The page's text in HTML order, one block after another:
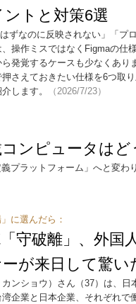
トと対策6選
ずなのに反映されない」「プ
操作ミスではなくFigmaの仕
発覚するケースも少なくあり
さえておきたい仕様を6つ取
します。
（2026/7/23）
ンピュータは
プラットフォーム」へと変わ
に選んだら：
守破離」、外
が来日して驚い
ンショウ）さん（37）は、日
企業と日本企業、それぞれで